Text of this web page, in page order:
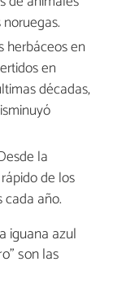
herbáceos en
en
décadas,
la
de los
año.
iguana azul
son las